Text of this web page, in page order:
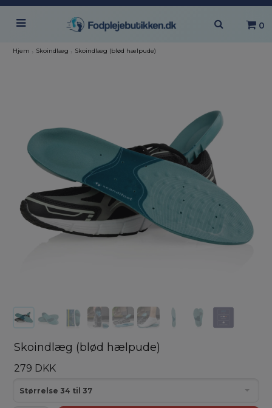
0
Hjem › Skoindlæg › Skoindlæg (blød hælpude)
Skoindlæg (blød hælpude)
279 DKK
Størrelse 34 til 37